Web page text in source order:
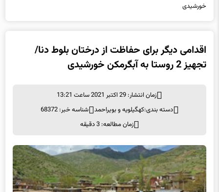
خورشیدی
اقدامی دیگر برای حفاظت از درختان بلوط دنا/
تجهیز 2 روستا به آبگرمکن خورشیدی
زمان انتشار: 29 اکتبر 2021 ساعت 13:21
دسته بندی:کهگیلویه و بویراحمد
شناسه خبر: 68372
زمان مطالعه: 3 دقیقه